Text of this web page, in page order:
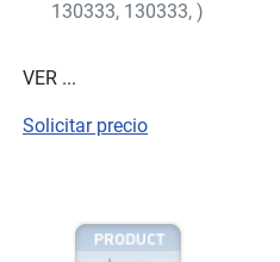
130333, 130333, )
VER ...
Solicitar precio